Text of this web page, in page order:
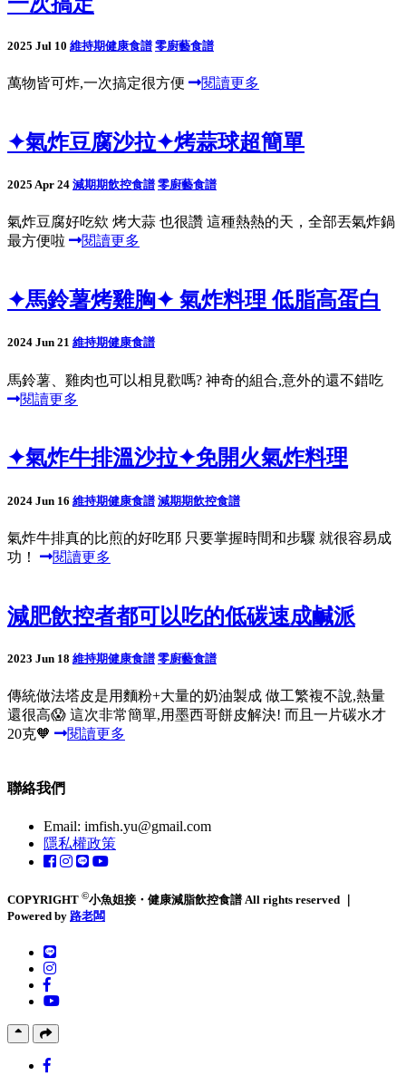
2025 Jul 10 維持期健康食譜 零廚藝食譜
萬物皆可炸,一次搞定很方便 閱讀更多
✦氣炸豆腐沙拉✦烤蒜球超簡單
2025 Apr 24 減期期飲控食譜 零廚藝食譜
氣炸豆腐好吃欸 烤大蒜 也很讚 這種熱熱的天，全部丟氣炸鍋
最方便啦
閱讀更多
✦馬鈴薯烤雞胸✦ 氣炸料理 低脂高蛋白
2024 Jun 21 維持期健康食譜
馬鈴薯、雞肉也可以相見歡嗎? 神奇的組合,意外的還不錯吃
閱讀更多
✦氣炸牛排溫沙拉✦免開火氣炸料理
2024 Jun 16 維持期健康食譜 減期期飲控食譜
氣炸牛排真的比煎的好吃耶 只要掌握時間和步驟 就很容易成
功！
閱讀更多
減肥飲控者都可以吃的低碳速成鹹派
2023 Jun 18 維持期健康食譜 零廚藝食譜
傳統做法塔皮是用麵粉+大量的奶油製成 做工繁複不說,熱量
還很高😱 這次非常簡單,用墨西哥餅皮解決! 而且一片碳水才
20克🧡
閱讀更多
聯絡我們
Email: imfish.yu@gmail.com
隱私權政策
COPYRIGHT ©小魚姐接・健康減脂飲控食譜 All rights reserved ｜
Powered by 路老闆